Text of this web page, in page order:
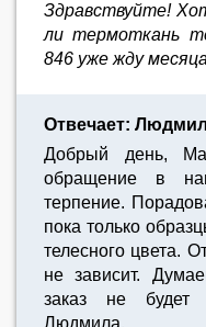
Здравствуйте!
ли термоткань
846 уже жду
Отвечает:
Добрый день,
обращение в
терпение.
пока только
телесного цвета.
не зависит.
заказ не
Людмила.